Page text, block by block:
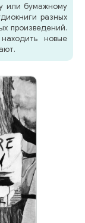
или бумажному
разных
произведений.
новые